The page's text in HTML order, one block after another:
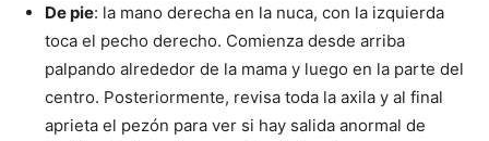
De pie: la mano derecha en la nuca, con la izquierda
toca el pecho derecho. Comienza desde arriba
palpando alrededor de la mama y luego en la parte del
centro. Posteriormente, revisa toda la axila y al final
aprieta el pezón para ver si hay salida anormal de